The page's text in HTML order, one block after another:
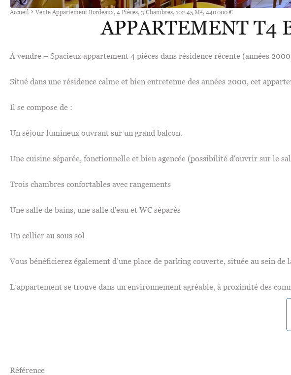
Accueil Vente Appartement Bordeaux, 4 Pièces, 3 Chambres, 102.45 M², 440 000 €
APPARTEMENT T4
À vendre – Spacieux appartement 4 pièces dans résidence récente (années
Situé dans une résidence calme et bien entretenue des années 2000, cet
Il se compose de :
Un séjour lumineux ouvrant sur un grand balcon.
Une cuisine séparée, fonctionnelle et bien agencée (possibilité d'ouvrir sur le
Trois chambres confortables avec rangements
Une salle de bains, une salle d'eau et WC séparés
Un cellier au sous sol
Vous bénéficierez également d’une place de parking couverte, située au sein de
L’appartement se trouve dans un environnement agréable, à proximité des
Référence